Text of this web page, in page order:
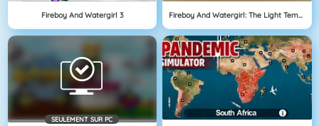
Fireboy And Watergirl 3 Fireboy And Watergirl: The Light Temple
SEULEMENT SUR PC